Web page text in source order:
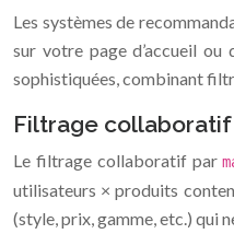
Les systèmes de
sur votre page d’accueil ou
sophistiquées, combinant
Filtrage
Le filtrage collaboratif par
utilisateurs × produits
(style, prix, gamme, etc.) qui